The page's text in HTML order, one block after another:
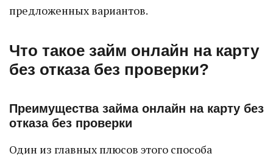
предложенных вариантов.
Что такое займ онлайн на карту
без отказа без проверки?
Преимущества займа онлайн на карту без
отказа без проверки
Один из главных плюсов этого способа